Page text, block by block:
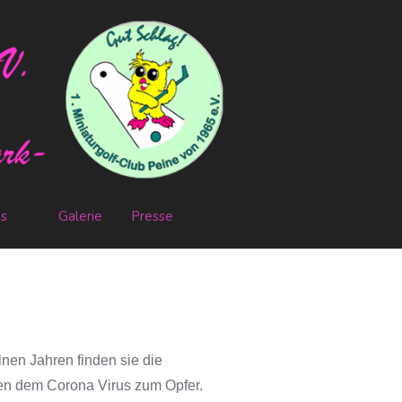
Galerie Presse
Jahren finden sie die
dem Corona Virus zum Opfer.